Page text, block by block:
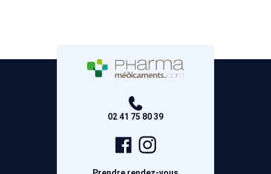
02 41 75 80 39
Page
Facebook